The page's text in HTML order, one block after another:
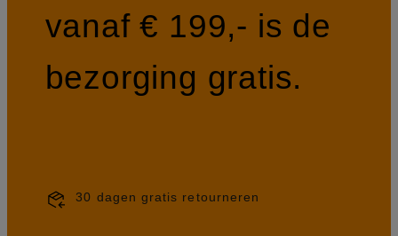
vanaf € 199,- is de
bezorging gratis.
30 dagen gratis retourneren